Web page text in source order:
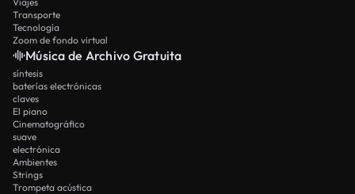
Transporte
Tecnología
Zoom de fondo virtual
Música de Archivo Gratuita
síntesis
baterías electrónicas
claves
El piano
Cinematográfico
suave
electrónica
Ambientes
Strings
Trompeta acústica